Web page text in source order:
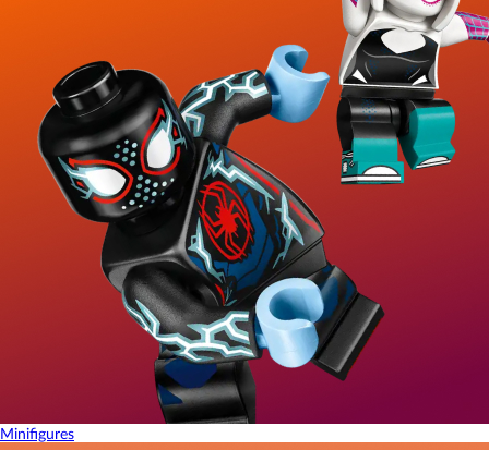
Minifigures